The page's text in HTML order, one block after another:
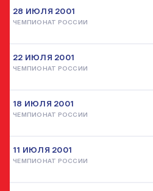
28 ИЮЛЯ 2001
ЧЕМПИОНАТ РОССИИ
22 ИЮЛЯ 2001
ЧЕМПИОНАТ РОССИИ
18 ИЮЛЯ 2001
ЧЕМПИОНАТ РОССИИ
11 ИЮЛЯ 2001
ЧЕМПИОНАТ РОССИИ